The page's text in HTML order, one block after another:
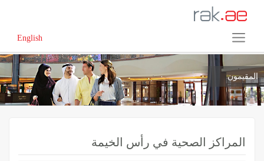
English
المقيمون
المراكز الصحية في رأس الخيمة